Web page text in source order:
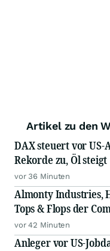
Artikel zu den
DAX steuert vor
Rekorde zu, Öl steigt
vor 36 Minuten
Almonty Industries,
Tops & Flops der
vor 42 Minuten
Anleger vor US-